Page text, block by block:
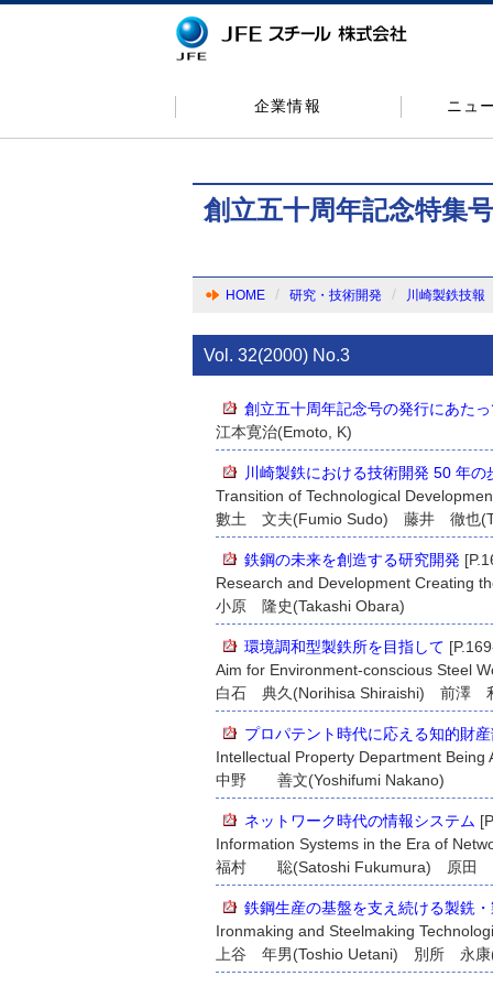
企業情報 ニュ
創立五十周年記念特集号
HOME 研究・技術開発 川崎製鉄技報
Vol. 32(2000) No.3
創立五十周年記念号の発行にあた
江本寛治(Emoto, K)
川崎製鉄における技術開発 50 年の
Transition of Technological
數土 文夫(Fumio Sudo) 藤井 徹也
鉄鋼の未来を創造する研究開発
Research and Development Creating
小原 隆史(Takashi Obara)
環境調和型製鉄所を目指して
Aim for Environment-conscious Steel
白石 典久(Norihisa Shiraishi) 前澤
プロパテント時代に応える知的財
Intellectual Property Department Being
中野 善文(Yoshifumi Nakano)
ネットワーク時代の情報システム
Information Systems in the Era of
福村 聡(Satoshi Fukumura) 原田
鉄鋼生産の基盤を支え続ける製銑
Ironmaking and Steelmaking
上谷 年男(Toshio Uetani) 別所 永康